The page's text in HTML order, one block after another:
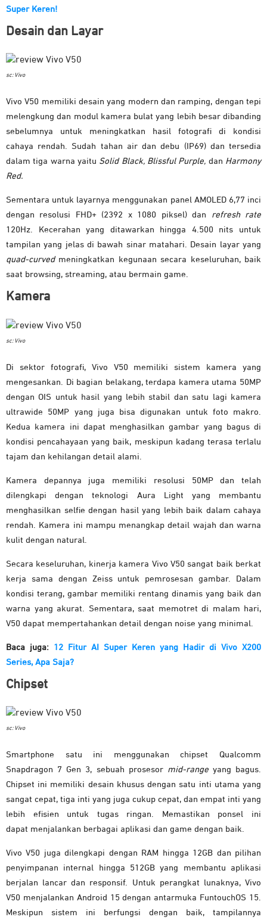
Super Keren!
Desain dan Layar
sc: Vivo
Vivo V50 memiliki desain yang modern dan ramping, dengan tepi
melengkung dan modul kamera bulat yang lebih besar dibanding
sebelumnya untuk meningkatkan hasil fotografi di kondisi
cahaya rendah. Sudah tahan air dan debu (IP69) dan tersedia
dalam tiga warna yaitu Solid Black, Blissful Purple, dan Harmony
Red.
Sementara untuk layarnya menggunakan panel AMOLED 6,77 inci
dengan resolusi FHD+ (2392 x 1080 piksel) dan refresh rate
120Hz. Kecerahan yang ditawarkan hingga 4.500 nits untuk
tampilan yang jelas di bawah sinar matahari. Desain layar yang
quad-curved meningkatkan kegunaan secara keseluruhan, baik
saat browsing, streaming, atau bermain game.
Kamera
sc: Vivo
Di sektor fotografi, Vivo V50 memiliki sistem kamera yang
mengesankan. Di bagian belakang, terdapa kamera utama 50MP
dengan OIS untuk hasil yang lebih stabil dan satu lagi kamera
ultrawide 50MP yang juga bisa digunakan untuk foto makro.
Kedua kamera ini dapat menghasilkan gambar yang bagus di
kondisi pencahayaan yang baik, meskipun kadang terasa terlalu
tajam dan kehilangan detail alami.
Kamera depannya juga memiliki resolusi 50MP dan telah
dilengkapi dengan teknologi Aura Light yang membantu
menghasilkan selfie dengan hasil yang lebih baik dalam cahaya
rendah. Kamera ini mampu menangkap detail wajah dan warna
kulit dengan natural.
Secara keseluruhan, kinerja kamera Vivo V50 sangat baik berkat
kerja sama dengan Zeiss untuk pemrosesan gambar. Dalam
kondisi terang, gambar memiliki rentang dinamis yang baik dan
warna yang akurat. Sementara, saat memotret di malam hari,
V50 dapat mempertahankan detail dengan noise yang minimal.
Baca juga: 12 Fitur AI Super Keren yang Hadir di Vivo X200
Series, Apa Saja?
Chipset
sc: Vivo
Smartphone satu ini menggunakan chipset Qualcomm
Snapdragon 7 Gen 3, sebuah prosesor mid-rangeyang bagus.
Chipset ini memiliki desain khusus dengan satu inti utama yang
sangat cepat, tiga inti yang juga cukup cepat, dan empat inti yang
lebih efisien untuk tugas ringan. Memastikan ponsel ini
dapat menjalankan berbagai aplikasi dan game dengan baik.
Vivo V50 juga dilengkapi dengan RAM hingga 12GB dan pilihan
penyimpanan internal hingga 512GB yang membantu aplikasi
berjalan lancar dan responsif. Untuk perangkat lunaknya, Vivo
V50 menjalankan Android 15 dengan antarmuka FuntouchOS 15.
Meskipun sistem ini berfungsi dengan baik, tampilannya